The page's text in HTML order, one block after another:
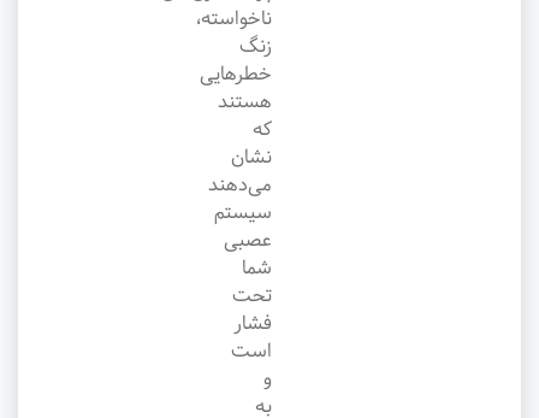
ناخواسته،
زنگ
خطرهایی
هستند
که
نشان
می‌دهند
سیستم
عصبی
شما
تحت
فشار
است
و
به